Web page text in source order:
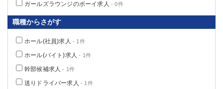
ガールズラウンジのボーイ求人 - 0件
職種からさがす
ホール(社員)求人 - 1件
ホール(バイト)求人 - 1件
幹部候補求人 - 1件
送りドライバー求人 - 1件
土浦 ひたち野うしく
群馬県
高崎
該当求人 0件